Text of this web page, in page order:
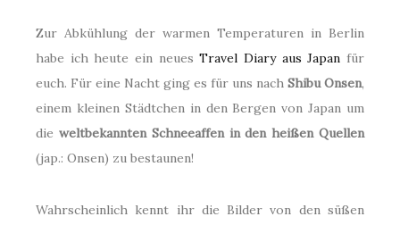
Zur Abkühlung der warmen Temperaturen in Berlin
habe ich heute ein neuesTravel Diary aus Japan für
euch. Für eine Nacht ging es für uns nach Shibu Onsen,
einem kleinen Städtchen in den Bergen von Japan um
die weltbekannten Schneeaffen in den heißen Quellen
(jap.: Onsen) zu bestaunen!
Wahrscheinlich kennt ihr die Bilder von den süßen